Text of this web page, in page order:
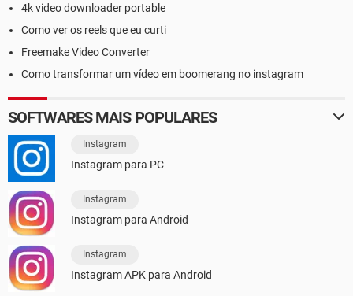
4k video downloader portable
Como ver os reels que eu curti
Freemake Video Converter
Como transformar um vídeo em boomerang no instagram
SOFTWARES MAIS POPULARES
Instagram
Instagram para PC
Instagram
Instagram para Android
Instagram
Instagram APK para Android